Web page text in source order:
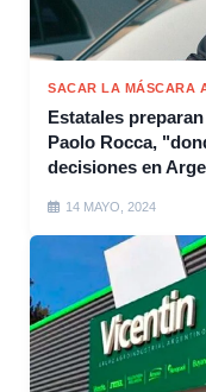
SACAR LA MÁSCARA
Estatales
Paolo Rocca,
decisiones en
14 MAYO, 2024